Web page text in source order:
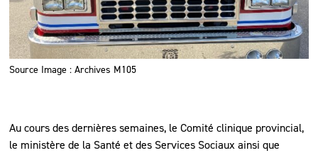
Source Image : Archives M105
Au cours des dernières semaines, le Comité clinique provincial,
le ministère de la Santé et des Services Sociaux ainsi que